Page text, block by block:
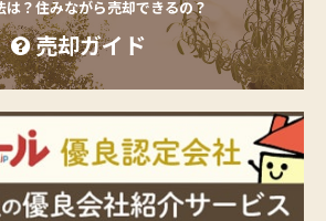
は？住みながら売却できるの？
売却ガイド